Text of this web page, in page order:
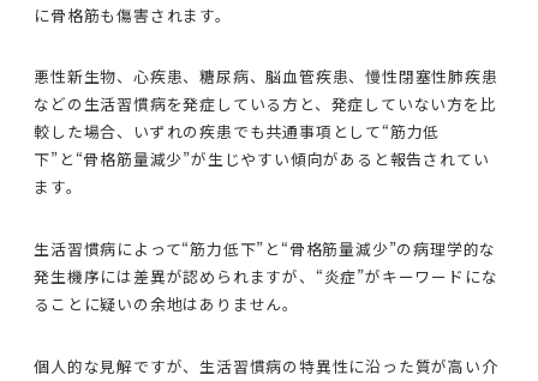
に骨格筋も傷害されます。
悪性新生物、心疾患、糖尿病、脳血管疾患、慢性閉塞性肺疾患
などの生活習慣病を発症している方と、発症していない方を比
較した場合、いずれの疾患でも共通事項として“筋力低
下”と“骨格筋量減少”が生じやすい傾向があると報告されてい
ます。
生活習慣病によって“筋力低下”と“骨格筋量減少”の病理学的な
発生機序には差異が認められますが、“炎症”がキーワードにな
ることに疑いの余地はありません。
個人的な見解ですが、生活習慣病の特異性に沿った質が高い介